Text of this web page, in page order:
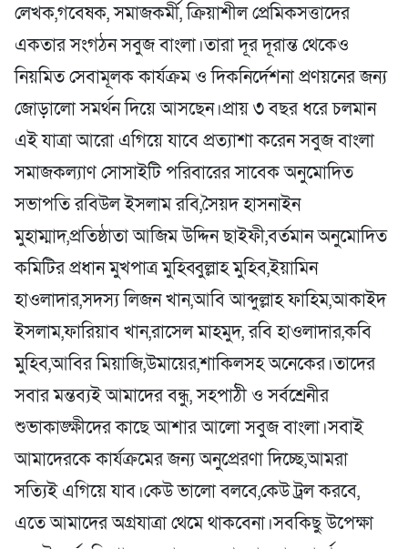
লেখক,গবেষক, সমাজকর্মী, ক্রিয়াশীল প্রেমিকসত্তাদের
একতার সংগঠন সবুজ বাংলা।তারা দূর দূরান্ত থেকেও
নিয়মিত সেবামূলক কার্যক্রম ও দিকনির্দেশনা প্রণয়নের জন্য
জোড়ালো সমর্থন দিয়ে আসছেন।প্রায় ৩ বছর ধরে চলমান
এই যাত্রা আরো এগিয়ে যাবে প্রত্যাশা করেন সবুজ বাংলা
সমাজকল্যাণ সোসাইটি পরিবারের সাবেক অনুমোদিত
সভাপতি রবিউল ইসলাম রবি,সৈয়দ হাসনাইন
মুহাম্মাদ,প্রতিষ্ঠাতা আজিম উদ্দিন ছাইফী,বর্তমান অনুমোদিত
কমিটির প্রধান মুখপাত্র মুহিব্বুল্লাহ মুহিব,ইয়ামিন
হাওলাদার,সদস্য লিজন খান,আবি আব্দুল্লাহ ফাহিম,আকাইদ
ইসলাম,ফারিয়াব খান,রাসেল মাহমুদ, রবি হাওলাদার,কবি
মুহিব,আবির মিয়াজি,উমায়ের,শাকিলসহ অনেকের।তাদের
সবার মন্তব্যই আমাদের বন্ধু, সহপাঠী ও সর্বশ্রেনীর
শুভাকাঙ্ক্ষীদের কাছে আশার আলো সবুজ বাংলা।সবাই
আমাদেরকে কার্যক্রমের জন্য অনুপ্রেরণা দিচ্ছে,আমরা
সত্যিই এগিয়ে যাব।কেউ ভালো বলবে,কেউ ট্রল করবে,
এতে আমাদের অগ্রযাত্রা থেমে থাকবেনা।সবকিছু উপেক্ষা